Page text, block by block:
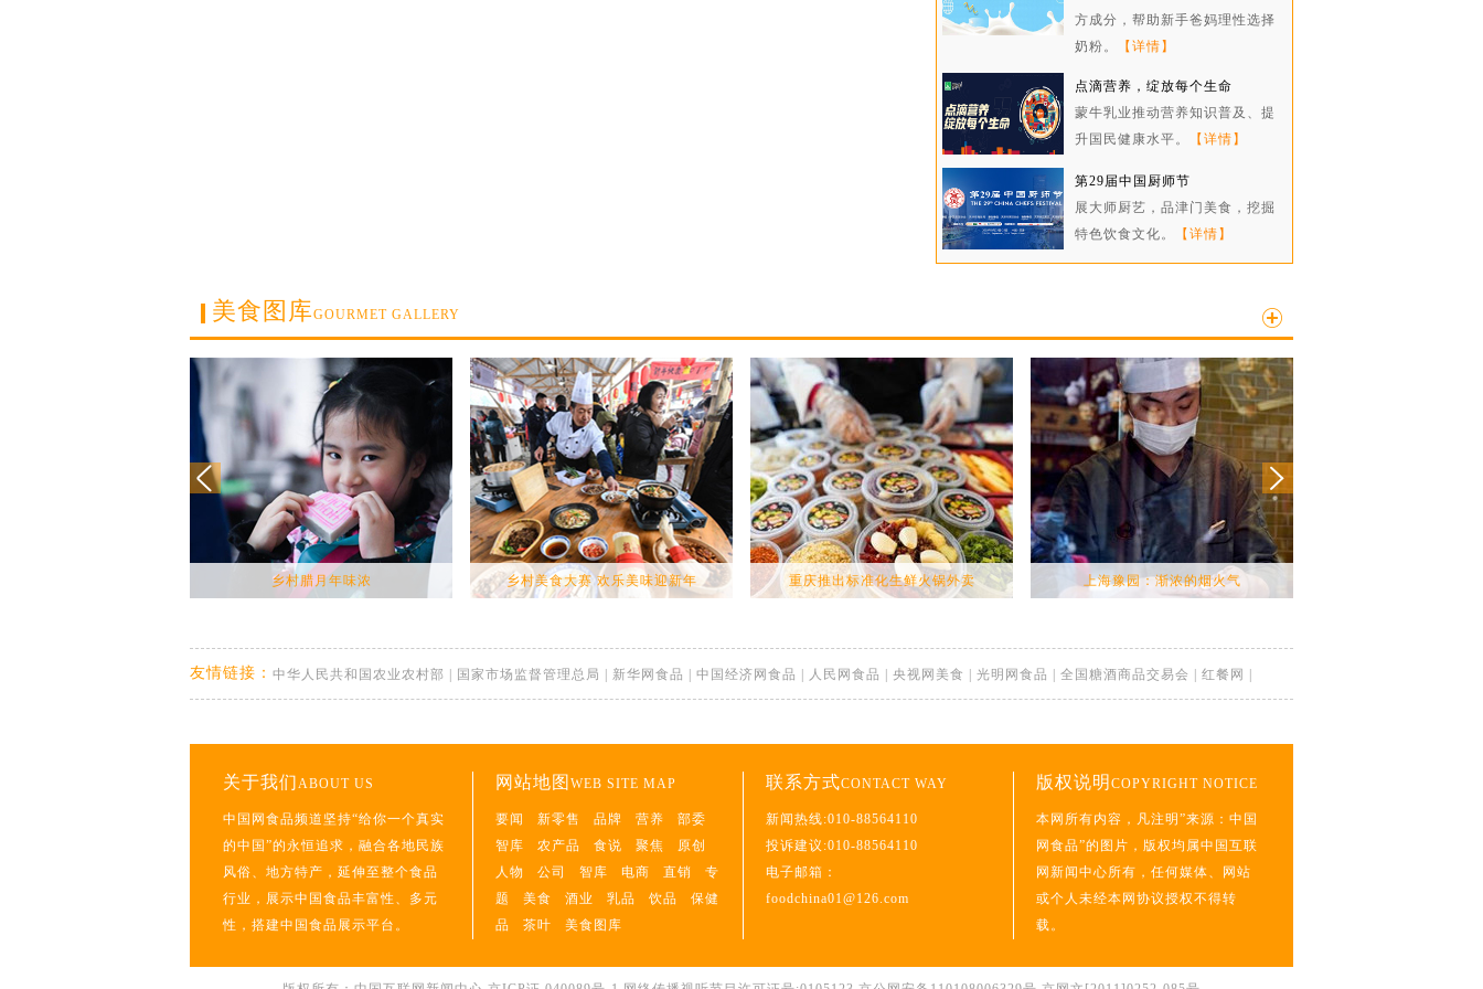
方成分，帮助新手爸妈理性选择
奶粉。
【详情】
点滴营养，绽放每个生命
蒙牛乳业推动营养知识普及、提
升国民健康水平。
【详情】
第29届中国厨师节
展大师厨艺，品津门美食，挖掘
特色饮食文化。
【详情】
美食图库GOURMET GALLERY
乡村腊月年味浓 乡村美食大赛 欢乐美味迎新年 重庆推出标准化生鲜火锅外卖 上海豫园：渐浓的烟火气
友情链接： 中华人民共和国农业农村部 国家市场监督管理总局 新华网食品 中国经济网食品 人民网食品 央视网美食 光明网食品 全国糖酒商品交易会 红餐网
关于我们ABOUT US
中国网食品频道坚持“给你一个真实
的中国”的永恒追求，融合各地民族
风俗、地方特产，延伸至整个食品
行业，展示中国食品丰富性、多元
性，搭建中国食品展示平台。
网站地图 WEB SITE MAP
要闻 新零售 品牌 营养
部委
智库
农产品 食说 聚焦
原创
人物
公司 智库 电商 直销
专
题
美食 酒业 乳品 饮品
保健
品
茶叶 美食图库
联系方式CONTACT WAY
新闻热线:010-88564110
投诉建议:010-88564110
电子邮箱：
foodchina01@126.com
版权说明 COPYRIGHT NOTICE
本网所有内容，凡注明”来源：中国
网食品”的图片，版权均属中国互联
网新闻中心所有，任何媒体、网站
或个人未经本网协议授权不得转
载。